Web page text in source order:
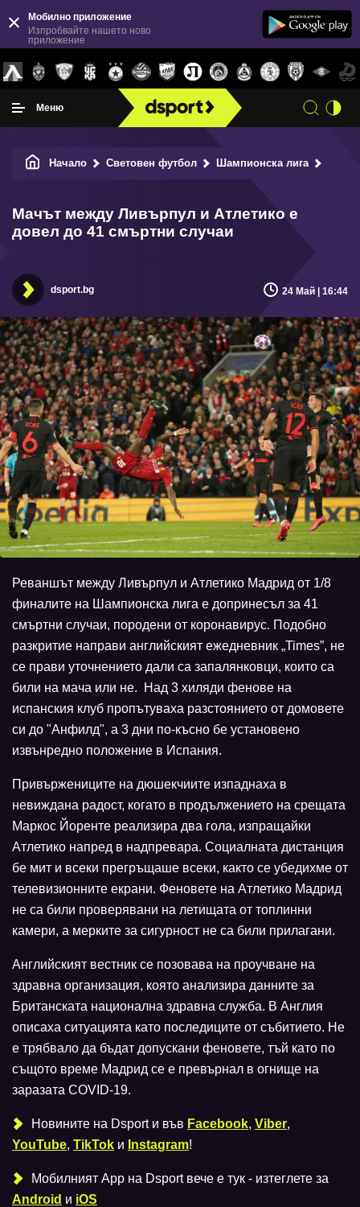
Мобилно приложение
Изпробвайте нашето ново
приложение
Меню
Начало Световен футбол Шампионска лига
Мачът между Ливърпул и Атлетико е
довел до 41 смъртни случаи
dsport.bg 24 Май | 16:44
Реваншът между Ливърпул и Атлетико Мадрид от 1/8
финалите на Шампионска лига е допринесъл за 41
смъртни случаи, породени от коронавирус. Подобно
разкритие направи английският ежедневник „Times”, не
се прави уточнението дали са запалянковци, които са
били на мача или не. Над 3 хиляди фенове на
испанския клуб пропътуваха разстоянието от домовете
си до "Анфилд", а 3 дни по-късно бе установено
извънредно положение в Испания.
Привържениците на дюшекчиите изпаднаха в
невиждана радост, когато в продължението на срещата
Маркос Йоренте реализира два гола, изпращайки
Атлетико напред в надпревара. Социалната дистанция
бе мит и всеки прегръщаше всеки, както се убедихме от
телевизионните екрани. Феновете на Атлетико Мадрид
не са били проверявани на летищата от топлинни
камери, а мерките за сигурност не са били прилагани.
Английският вестник се позовава на проучване на
здравна организация, която анализира данните за
Британската национална здравна служба. В Англия
описаха ситуацията като последиците от събитието. Не
е трябвало да бъдат допускани феновете, тъй като по
същото време Мадрид се е превърнал в огнище на
заразата COVID-19.
Новините на Dsport и във Facebook, Viber,
YouTube, TikTok и Instagram!
Мобилният Аpp на Dsport вече е тук - изтеглете за
Android и iOS